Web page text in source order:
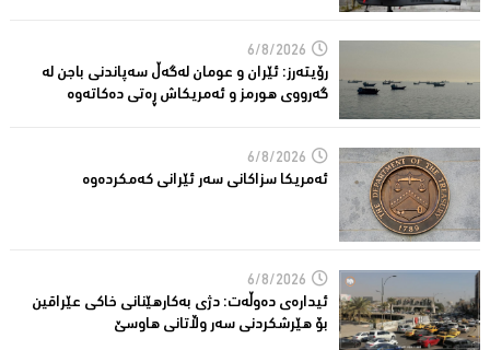
6/8/2026
رۆیتەرز: ئێران و عومان لەگەڵ سەپاندنی باجن لە
گەرووی هورمز و ئەمریکاش ڕەتی دەکاتەوە
6/8/2026
ئه‌مریكا سزاكانی سه‌ر ئێرانی كه‌مكرده‌وه‌
6/8/2026
ئیدارەى دەوڵەت: دژى بەکارهێنانى خاکی عێراقین
بۆ هێرشکردنى سەر وڵاتانی هاوسێ